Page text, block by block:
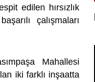
edilen hırsızlık
çalışmaları
Mahallesi
iki farklı inşaatta